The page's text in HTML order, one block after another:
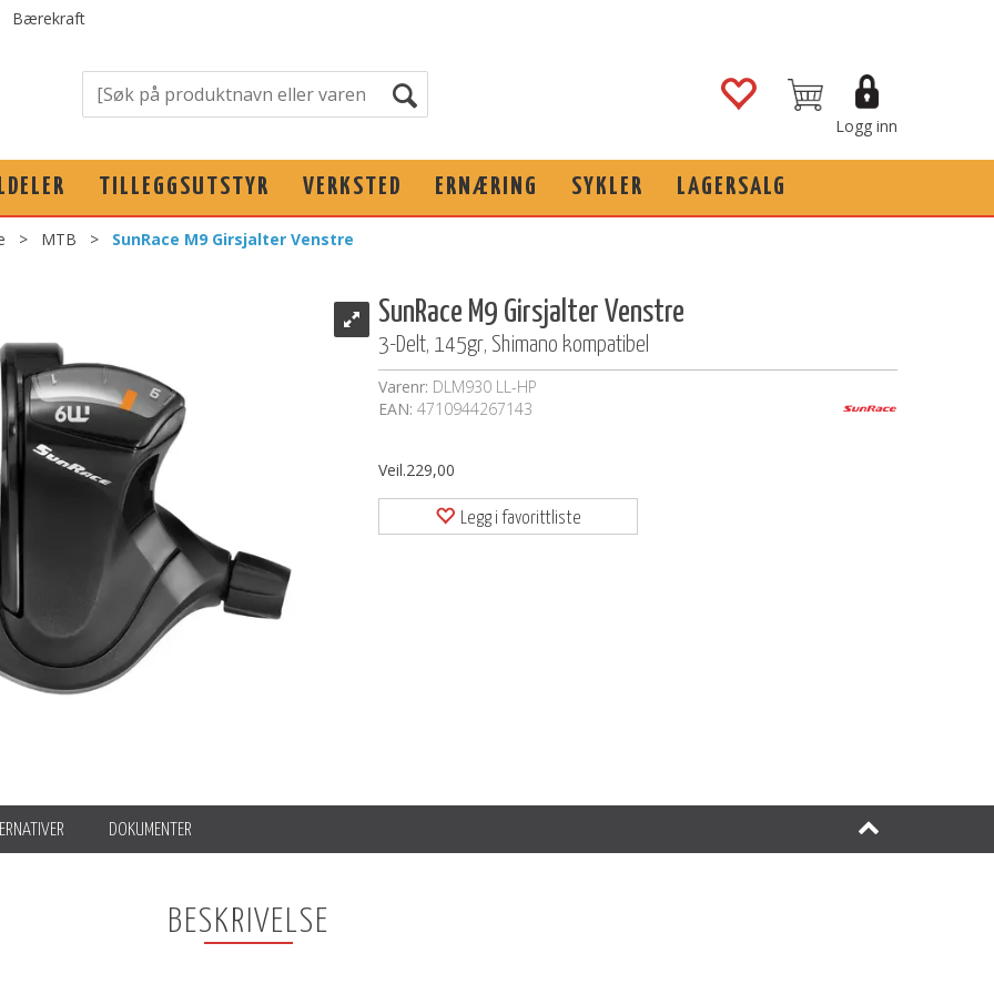
Bærekraft
Logg inn
TILLEGGSUTSTYR VERKSTED ERNÆRING SYKLER LAGERSALG
> MTB > SunRace M9 Girsjalter Venstre
SunRace M9 Girsjalter Venstre
3-Delt, 145gr, Shimano kompatibel
Varenr: DLM930 LL-HP
EAN: 4710944267143
Veil.229,00
Legg i favorittliste
DOKUMENTER
BESKRIVELSE